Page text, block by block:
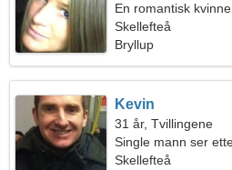
En romantisk
forhold
Skellefteå
Bryllup
Kevin
31 år, Tvillingene
Single mann ser
Skellefteå